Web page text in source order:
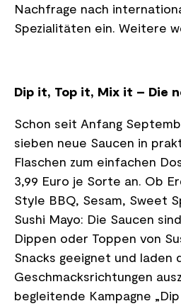
Nachfrage nach
Spezialitäten ein. Weitere
Dip it, Top it, Mix it – Die
Schon seit Anfang
sieben neue Saucen in
Flaschen zum einfachen
3,99 Euro je Sorte an. Ob
Style BBQ, Sesam, Sweet
Sushi Mayo: Die Saucen
Dippen oder Toppen von
Snacks geeignet und laden
Geschmacksrichtungen
begleitende Kampagne